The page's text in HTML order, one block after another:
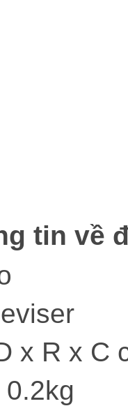
tin về
x R x C